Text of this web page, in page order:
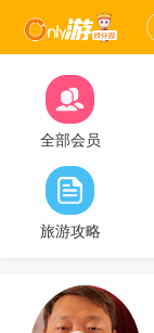
全部会员
旅游攻略